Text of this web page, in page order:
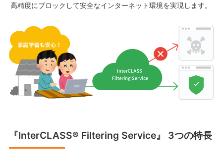
高精度にブロックして安全なインターネット環境を実現します。
『InterCLASS®︎ Filtering Service』 3つの特長